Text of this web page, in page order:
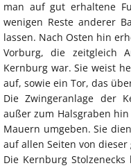
man auf gut erhaltene
wenigen Reste anderer
lassen. Nach Osten hin
Vorburg, die zeitgleich
Kernburg war. Sie weist
auf, sowie ein Tor, das
Die Zwingeranlage der
außer zum Halsgraben
Mauern umgeben. Sie
auf allen Seiten von
Die Kernburg